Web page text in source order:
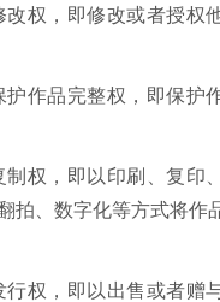
改权，即修改或者授权
护作品完整权，即保护
制权，即以印刷、复印
拍、数字化等方式将作
行权，即以出售或者赠